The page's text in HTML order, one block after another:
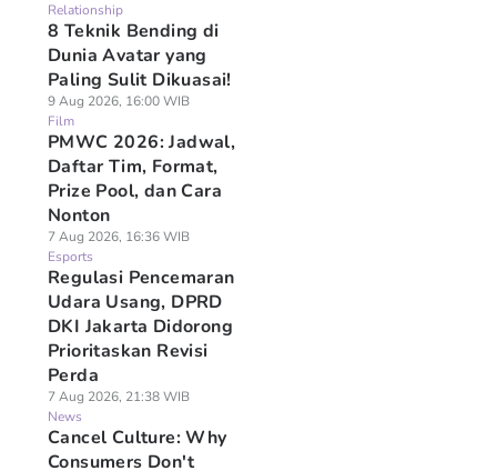
Relationship
8 Teknik Bending di
Dunia Avatar yang
Paling Sulit Dikuasai!
9 Aug 2026, 16:00 WIB
Film
PMWC 2026: Jadwal,
Daftar Tim, Format,
Prize Pool, dan Cara
Nonton
7 Aug 2026, 16:36 WIB
Esports
Regulasi Pencemaran
Udara Usang, DPRD
DKI Jakarta Didorong
Prioritaskan Revisi
Perda
7 Aug 2026, 21:38 WIB
News
Cancel Culture: Why
Consumers Don't